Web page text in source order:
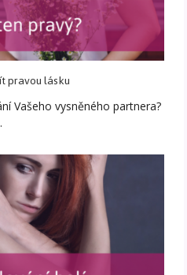
pravou lásku
Vašeho vysněného partnera?